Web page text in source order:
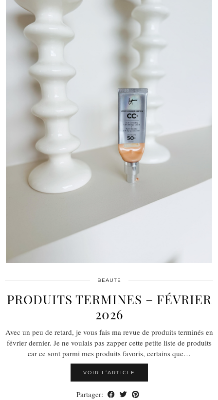
BEAUTE
PRODUITS TERMINES – FÉVRIER
2026
Avec un peu de retard, je vous fais ma revue de produits terminés en
février dernier. Je ne voulais pas zapper cette petite liste de produits
car ce sont parmi mes produits favoris, certains que…
VOIR L’ARTICLE
Partager: